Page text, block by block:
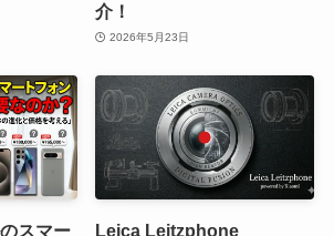
介！
2026年5月23日
スマー
Leica Leitzphone